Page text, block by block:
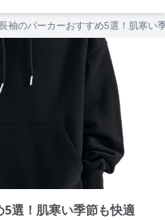
袖のパーカーおすすめ5選！肌寒い
選！肌寒い季節も快適